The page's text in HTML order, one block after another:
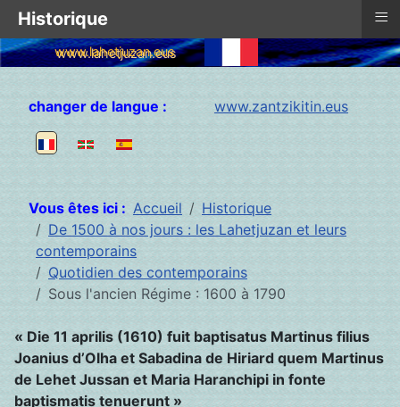
www.lahetjuzan.eus
Sélectionnez votre langue
changer de langue : www.zantzikitin.eus
Vous êtes ici : Accueil
Historique
De 1500 à nos jours : les Lahetjuzan et leurs
contemporains
Quotidien des contemporains
Sous l'ancien Régime : 1600 à 1790
« Die 11 aprilis (1610) fuit baptisatus Martinus filius
Joanius d’Olha et Sabadina de Hiriard quem Martinus
de Lehet Jussan et Maria Haranchipi in fonte
baptismatis tenuerunt »
Historique ≡